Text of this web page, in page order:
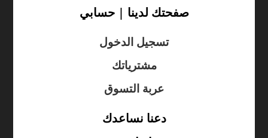
صفحتك لدينا | حسابي
تسجيل الدخول
مشترياتك
عربة التسوق
دعنا نساعدك